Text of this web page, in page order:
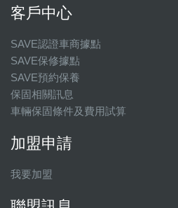
客戶中心
SAVE認證車商據點
SAVE保修據點
SAVE預約保養
保固相關訊息
車輛保固條件及費用試算
加盟申請
我要加盟